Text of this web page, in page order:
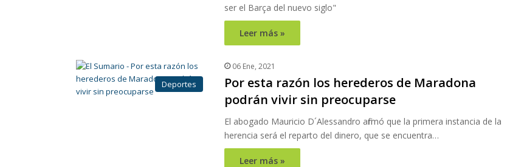
ser el Barça del nuevo siglo"
Leer más »
Deportes
06 Ene, 2021
Por esta razón los herederos de Maradona
podrán vivir sin preocuparse
El abogado Mauricio D´Alessandro afirmó que la primera instancia de la
herencia será el reparto del dinero, que se encuentra…
Leer más »